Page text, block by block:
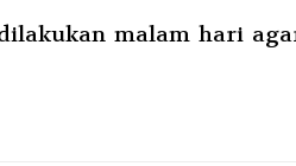
malam hari